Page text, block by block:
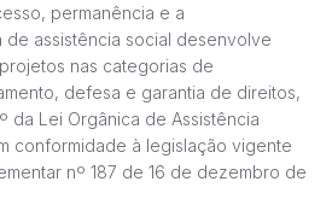
permanência e a
de assistência social desenvolve
nas categorias de
defesa e garantia de direitos,
da Lei Orgânica de Assistência
conformidade à legislação vigente
nº 187 de 16 de dezembro de